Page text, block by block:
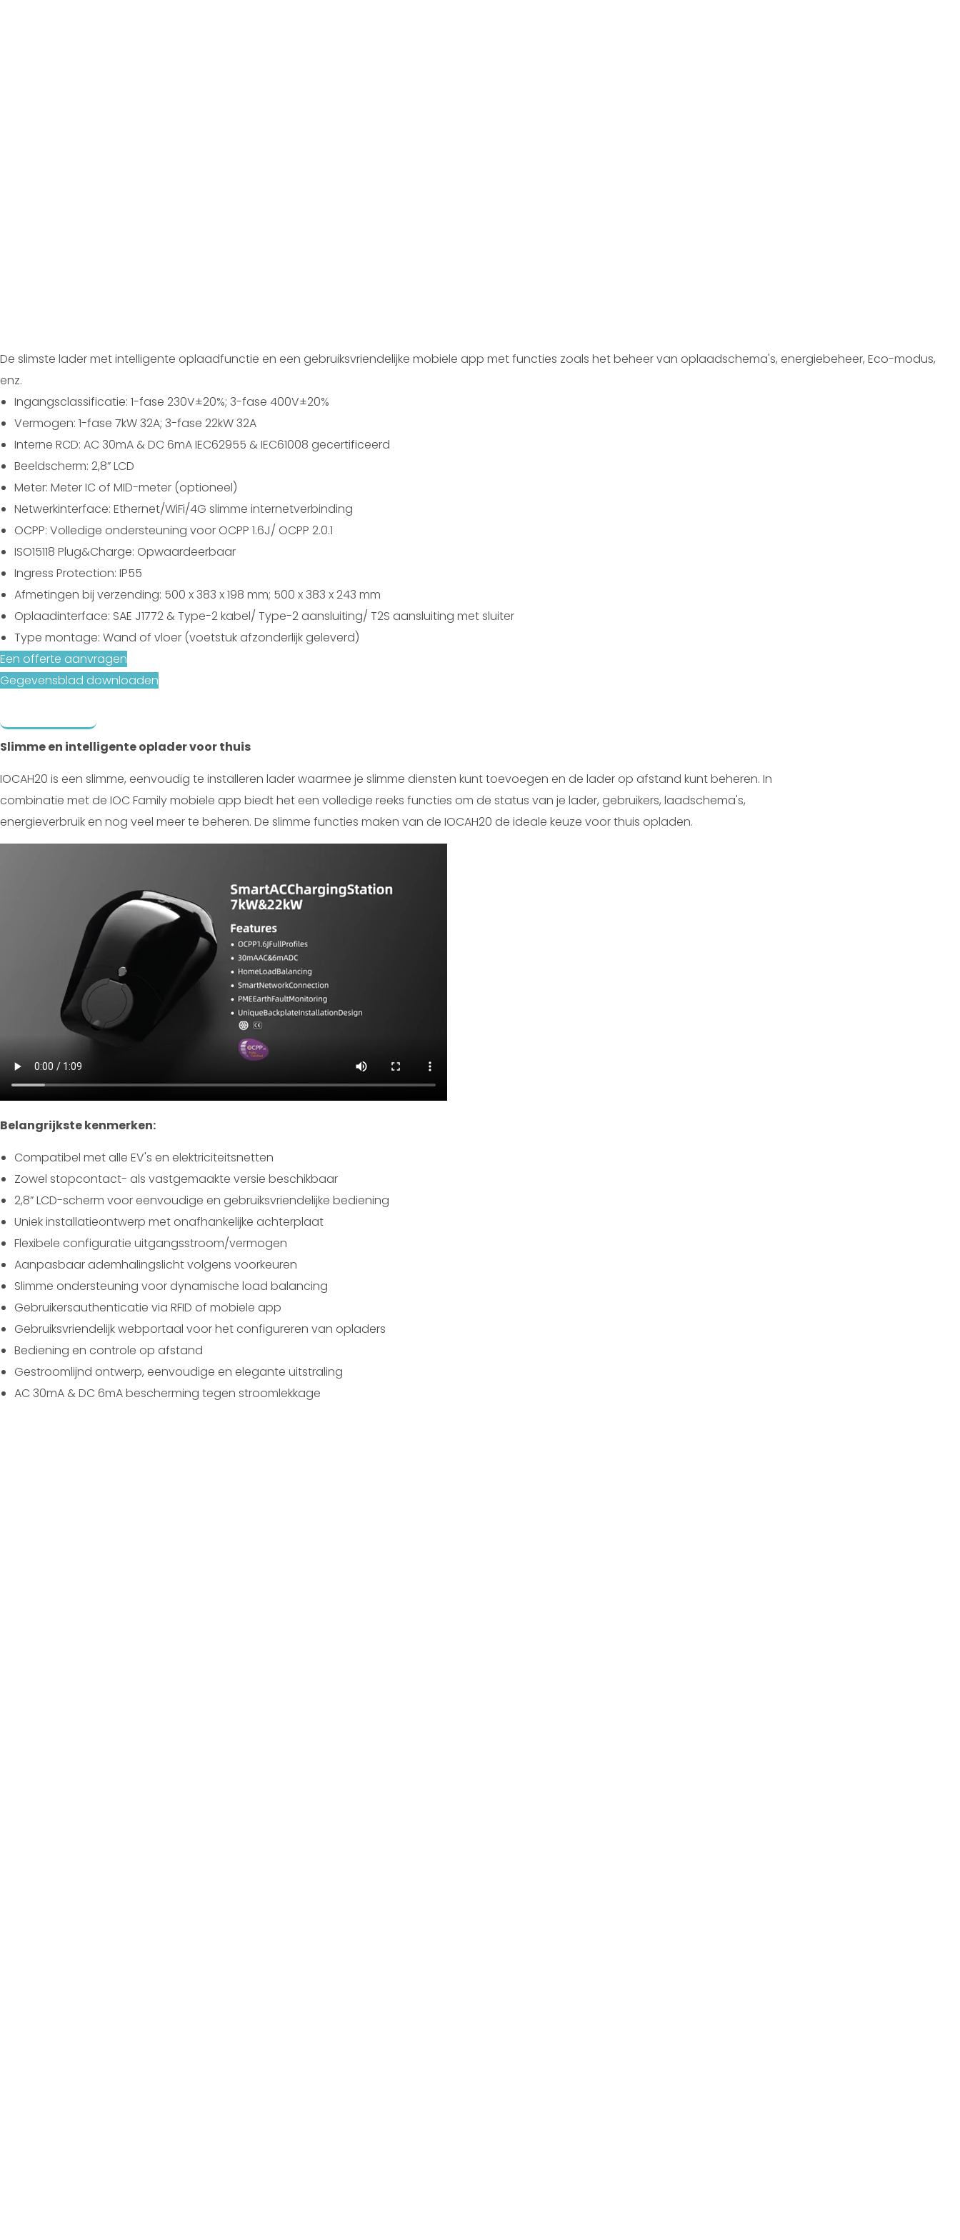
De slimste lader met intelligente oplaadfunctie en een gebruiksvriendelijke mobiele app met functies zoals het beheer van oplaadschema's, energiebeheer, Eco-modus,
enz.
Ingangsclassificatie: 1-fase 230V±20%; 3-fase 400V±20%
Vermogen: 1-fase 7kW 32A; 3-fase 22kW 32A
Interne RCD: AC 30mA & DC 6mA IEC62955 & IEC61008 gecertificeerd
Beeldscherm: 2,8” LCD
Meter: Meter IC of MID-meter (optioneel)
Netwerkinterface: Ethernet/WiFi/4G slimme internetverbinding
OCPP: Volledige ondersteuning voor OCPP 1.6J/ OCPP 2.0.1
ISO15118 Plug&Charge: Opwaardeerbaar
Ingress Protection: IP55
Afmetingen bij verzending: 500 x 383 x 198 mm; 500 x 383 x 243 mm
Oplaadinterface: SAE J1772 & Type-2 kabel/ Type-2 aansluiting/ T2S aansluiting met sluiter
Type montage: Wand of vloer (voetstuk afzonderlijk geleverd)
Een offerte aanvragen
Gegevensblad downloaden
Slimme en intelligente oplader voor thuis
IOCAH20 is een slimme, eenvoudig te installeren lader waarmee je slimme diensten kunt toevoegen en de lader op afstand kunt beheren. In
combinatie met de IOC Family mobiele app biedt het een volledige reeks functies om de status van je lader, gebruikers, laadschema's,
energieverbruik en nog veel meer te beheren. De slimme functies maken van de IOCAH20 de ideale keuze voor thuis opladen.
Belangrijkste kenmerken:
Compatibel met alle EV's en elektriciteitsnetten
Zowel stopcontact- als vastgemaakte versie beschikbaar
2,8” LCD-scherm voor eenvoudige en gebruiksvriendelijke bediening
Uniek installatieontwerp met onafhankelijke achterplaat
Flexibele configuratie uitgangsstroom/vermogen
Aanpasbaar ademhalingslicht volgens voorkeuren
Slimme ondersteuning voor dynamische load balancing
Gebruikersauthenticatie via RFID of mobiele app
Gebruiksvriendelijk webportaal voor het configureren van opladers
Bediening en controle op afstand
Gestroomlijnd ontwerp, eenvoudige en elegante uitstraling
AC 30mA & DC 6mA bescherming tegen stroomlekkage